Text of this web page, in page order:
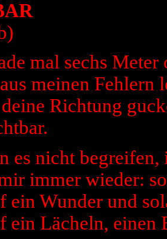
mal sechs
meinen Fehlern
Richtung
es nicht begreifen,
immer wieder:
ein Wunder und
ein Lächeln,